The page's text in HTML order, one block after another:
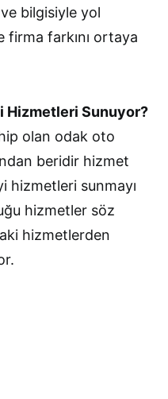
bilgisiyle yol
farkını ortaya
Hizmetleri Sunuyor?
olan odak oto
beridir hizmet
hizmetleri sunmayı
hizmetler söz
hizmetlerden